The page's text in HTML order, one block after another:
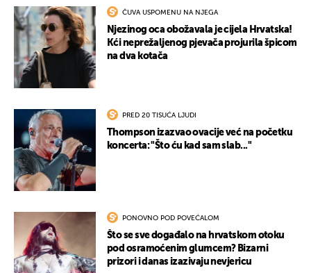
ČUVA USPOMENU NA NJEGA
Njezinog oca obožavala je cijela Hrvatska!
Kći neprežaljenog pjevača projurila špicom
na dva kotača
PRED 20 TISUĆA LJUDI
Thompson izazvao ovacije već na početku
koncerta: "Što ću kad sam slab..."
PONOVNO POD POVEĆALOM
Što se sve događalo na hrvatskom otoku
pod osramoćenim glumcem? Bizarni
prizori i danas izazivaju nevjericu